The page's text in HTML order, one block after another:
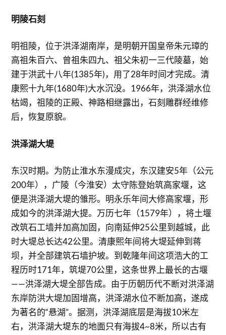
明陵石刻
明祖陵，位于洪泽湖南岸，是明朝开国皇帝朱元璋的
高祖朱百六、曾祖朱四九、祖父朱初一三代陵墓，始
建于洪武十八年(1385年)，用了28年时间才完成。清
康熙十九年(1680年)大水沉没。1966年，洪泽湖水位
枯竭，祖陵的正殿、神路相继露出，石刻雕群经维修
后，恢复原貌。
洪泽湖大堤
东汉时期。为防止淮水东漫成灾，东汉建安5年（公元
200年），广陵（今淮安）太守陈登始筑高家堰，这
便是洪泽湖大堤的雏形。明永乐年间大修高家堰，形
成如今的洪泽湖大提。万历七年（1579年），将土堰
改筑石工墙并加高加固，向南延伸25公里到越城，此
时大堤总长达42公里。清康熙年间将大堤延伸到蒋
坝，并全部建筑石墙护坡。到乾隆年间这项浩大的工
程历时171年，筑堤70公里，这条世界上最长的古堰
——洪泽湖大堤全部告成。由于历朝历代不断对洪泽湖
东岸防洪大堤加固增高，洪泽湖水位不断加高，遂成
为著名的“悬湖”。据测，洪泽湖底层是海拔10米左
右，洪泽湖大堤东的地面只有海拔4~8米，所以古有